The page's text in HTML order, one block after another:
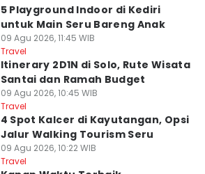
5 Playground Indoor di Kediri
untuk Main Seru Bareng Anak
09 Agu 2026, 11:45 WIB
Travel
Itinerary 2D1N di Solo, Rute Wisata
Santai dan Ramah Budget
09 Agu 2026, 10:45 WIB
Travel
4 Spot Kalcer di Kayutangan, Opsi
Jalur Walking Tourism Seru
09 Agu 2026, 10:22 WIB
Travel